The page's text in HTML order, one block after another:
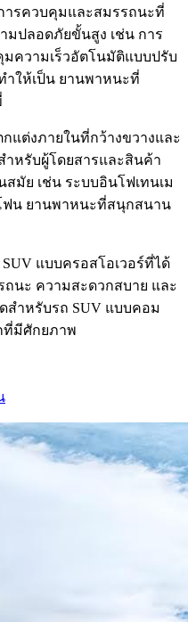
ารควบคุมและสมรรถนะที่
ปลอดภัยขั้นสูง เช่น การ
ความเร็วอัตโนมัติแบบปรับ
ำให้เป็น ยานพาหนะที่
กแต่งภายในที่กว้างขวางและ
หรับผู้โดยสารและสินค้า
มัย ​​เช่น ระบบอินโฟเทนเม
น ยานพาหนะที่สนุกสนาน
SUV แบบครอสโอเวอร์ที่ได้
ถนะ ความสะดวกสบาย และ
สำหรับรถ SUV แบบคอม
ที่มีศักยภาพ